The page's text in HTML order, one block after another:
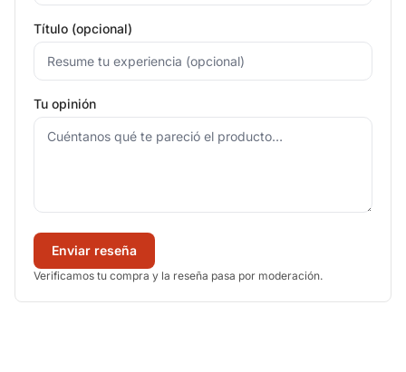
Título (opcional)
Tu opinión
Enviar reseña
Verificamos tu compra y la reseña pasa por moderación.